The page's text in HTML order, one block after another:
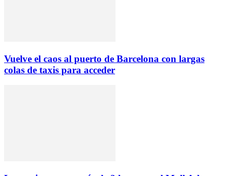
Vuelve el caos al puerto de Barcelona con largas
colas de taxis para acceder